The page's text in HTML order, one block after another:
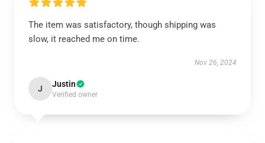
The item was satisfactory, though shipping was
slow, it reached me on time.
Nov 26, 2024
J Justin
Verified owner